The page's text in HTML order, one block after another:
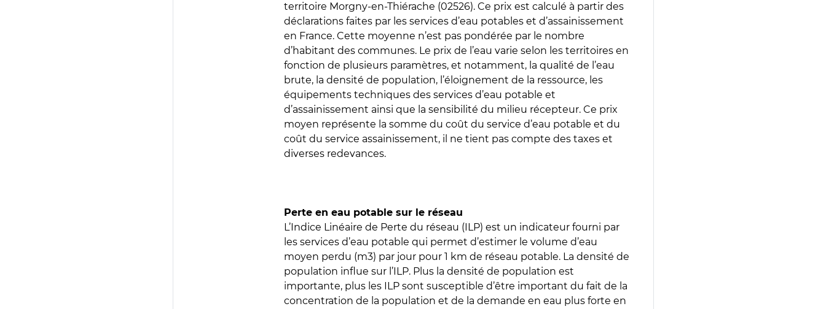
territoire Morgny-en-Thiérache (02526). Ce prix est calculé à partir des
déclarations faites par les services d’eau potables et d’assainissement
en France. Cette moyenne n’est pas pondérée par le nombre
d’habitant des communes. Le prix de l’eau varie selon les territoires en
fonction de plusieurs paramètres, et notamment, la qualité de l’eau
brute, la densité de population, l’éloignement de la ressource, les
équipements techniques des services d’eau potable et
d’assainissement ainsi que la sensibilité du milieu récepteur. Ce prix
moyen représente la somme du coût du service d’eau potable et du
coût du service assainissement, il ne tient pas compte des taxes et
diverses redevances.
Perte en eau potable sur le réseau
L’Indice Linéaire de Perte du réseau (ILP) est un indicateur fourni par
les services d’eau potable qui permet d’estimer le volume d’eau
moyen perdu (m3) par jour pour 1 km de réseau potable. La densité de
population influe sur l’ILP. Plus la densité de population est
importante, plus les ILP sont susceptible d’être important du fait de la
concentration de la population et de la demande en eau plus forte en